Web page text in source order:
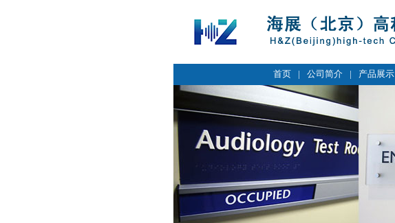
首页 | 公司简介 | 产品展示